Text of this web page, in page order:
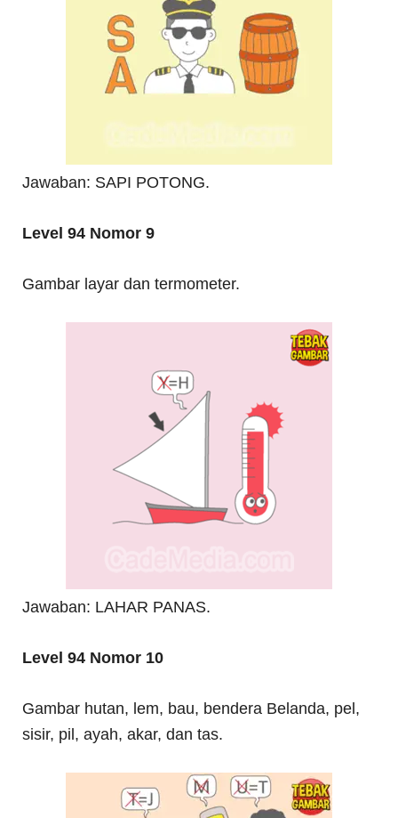
Jawaban: SAPI POTONG.
Level 94 Nomor 9
Gambar layar dan termometer.
Jawaban: LAHAR PANAS.
Level 94 Nomor 10
Gambar hutan, lem, bau, bendera Belanda, pel,
sisir, pil, ayah, akar, dan tas.